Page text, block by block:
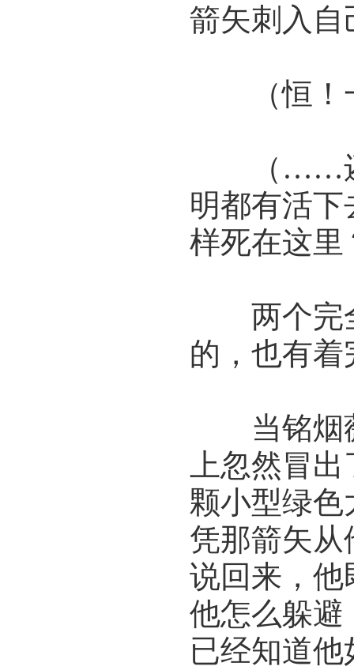
箭矢刺入
（恒！
（……还
明都有活
样死在这里
两个完全
的，也有
当铭烟薇
上忽然冒
颗小型绿
凭那箭矢
说回来，他
他怎么躲避
已经知道